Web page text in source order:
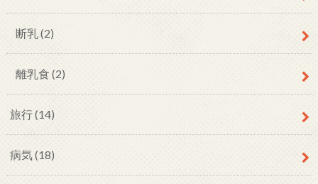
断乳 (2)
離乳食 (2)
旅行(14)
病気(18)